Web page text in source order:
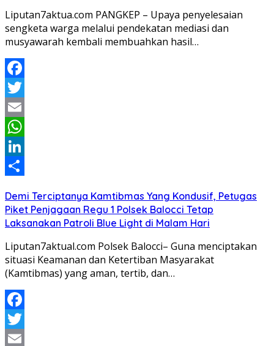
Liputan7aktua.com PANGKEP – Upaya penyelesaian
sengketa warga melalui pendekatan mediasi dan
musyawarah kembali membuahkan hasil…
Facebook
Twitter
Email
WhatsApp
LinkedIn
Demi Terciptanya Kamtibmas Yang Kondusif, Petugas
Piket Penjagaan Regu 1 Polsek Balocci Tetap
Laksanakan Patroli Blue Light di Malam Hari
Liputan7aktual.com Polsek Balocci– Guna menciptakan
situasi Keamanan dan Ketertiban Masyarakat
(Kamtibmas) yang aman, tertib, dan…
Facebook
Twitter